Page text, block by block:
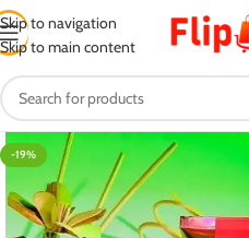
Skip to navigation
Skip to main content
-19%